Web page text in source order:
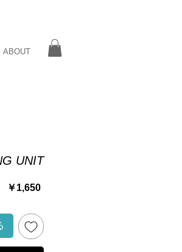
ABOUT
UNIT
￥1,650価